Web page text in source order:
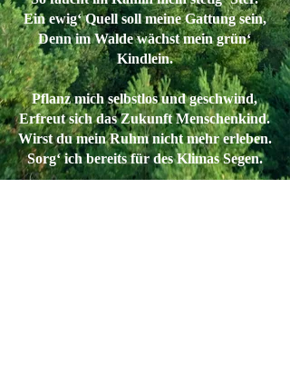
Ein ewig‘ Quell soll meine Gattung sein,
Denn im Walde wächst mein grün‘
Kindlein.
Pflanz mich selbstlos und geschwind,
Erfreut sich das Zukunft Menschenkind.
Wirst du mein Ruhm nicht mehr erleben.
Sorg‘ ich bereits für des Klimas Segen.